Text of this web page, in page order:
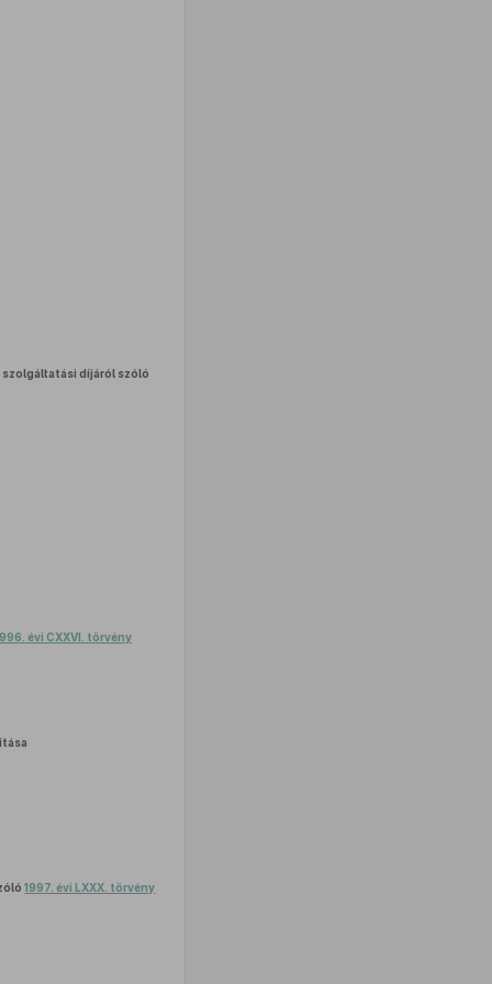
díjáról szóló
évi CXXVI. törvény
1997. évi LXXX. törvény